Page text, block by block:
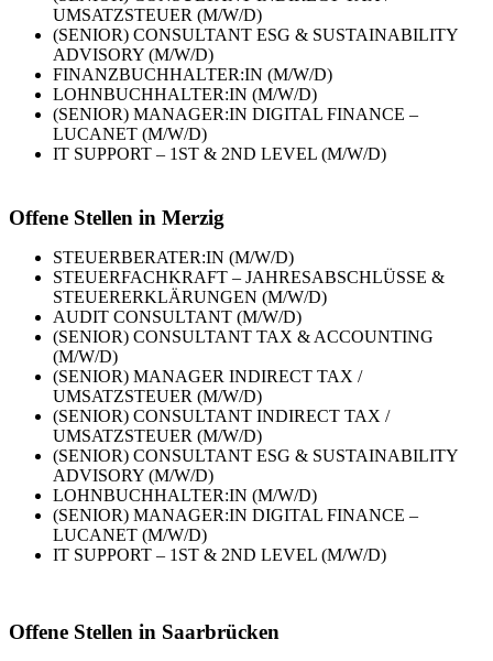
UMSATZSTEUER (M/W/D)
(SENIOR) CONSULTANT ESG & SUSTAINABILITY
ADVISORY (M/W/D)
FINANZBUCHHALTER:IN (M/W/D)
LOHNBUCHHALTER:IN (M/W/D)
(SENIOR) MANAGER:IN DIGITAL FINANCE –
LUCANET (M/W/D)
IT SUPPORT – 1ST & 2ND LEVEL (M/W/D)
Offene Stellen in Merzig
STEUERBERATER:IN (M/W/D)
STEUERFACHKRAFT – JAHRESABSCHLÜSSE &
STEUERERKLÄRUNGEN (M/W/D)
AUDIT CONSULTANT (M/W/D)
(SENIOR) CONSULTANT TAX & ACCOUNTING
(M/W/D)
(SENIOR) MANAGER INDIRECT TAX /
UMSATZSTEUER (M/W/D)
(SENIOR) CONSULTANT INDIRECT TAX /
UMSATZSTEUER (M/W/D)
(SENIOR) CONSULTANT ESG & SUSTAINABILITY
ADVISORY (M/W/D)
LOHNBUCHHALTER:IN (M/W/D)
(SENIOR) MANAGER:IN DIGITAL FINANCE –
LUCANET (M/W/D)
IT SUPPORT – 1ST & 2ND LEVEL (M/W/D)
Offene Stellen in Saarbrücken